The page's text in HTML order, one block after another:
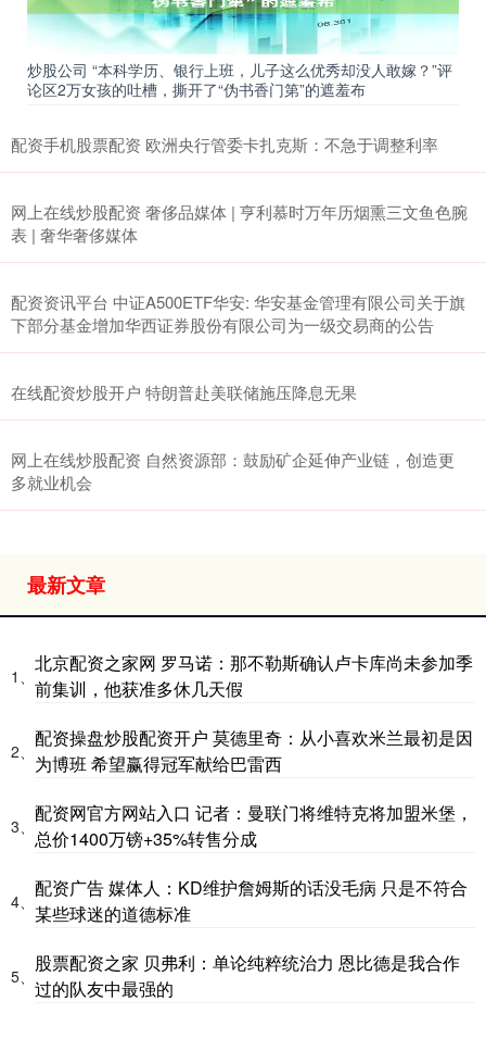
炒股公司 “本科学历、银行上班，儿子这么优秀却没人敢嫁？”评
论区2万女孩的吐槽，撕开了“伪书香门第”的遮羞布
配资手机股票配资 欧洲央行管委卡扎克斯：不急于调整利率
网上在线炒股配资 奢侈品媒体 | 亨利慕时万年历烟熏三文鱼色腕
表 | 奢华奢侈媒体
配资资讯平台 中证A500ETF华安: 华安基金管理有限公司关于旗
下部分基金增加华西证券股份有限公司为一级交易商的公告
在线配资炒股开户 特朗普赴美联储施压降息无果
网上在线炒股配资 自然资源部：鼓励矿企延伸产业链，创造更
多就业机会
最新文章
1、
北京配资之家网 罗马诺：那不勒斯确认卢卡库尚未参加季
前集训，他获准多休几天假
2、
配资操盘炒股配资开户 莫德里奇：从小喜欢米兰最初是因
为博班 希望赢得冠军献给巴雷西
3、
配资网官方网站入口 记者：曼联门将维特克将加盟米堡，
总价1400万镑+35%转售分成
4、
配资广告 媒体人：KD维护詹姆斯的话没毛病 只是不符合
某些球迷的道德标准
5、
股票配资之家 贝弗利：单论纯粹统治力 恩比德是我合作
过的队友中最强的